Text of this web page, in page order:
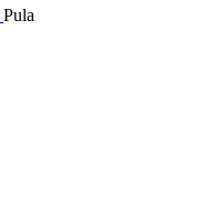
Pula